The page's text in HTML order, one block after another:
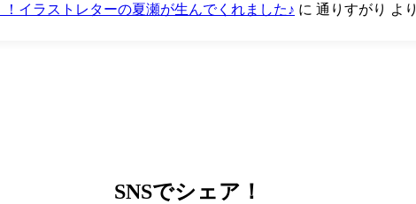
イラストレターの夏瀬が生んでくれました♪ に 通りすがり より
SNSでシェア！